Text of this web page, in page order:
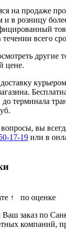
на продаже
и в розницу
течении всего
другие
цене.
терминала
вы
17-19 или в
↑
по оценке
Ваш заказ по
компаний,